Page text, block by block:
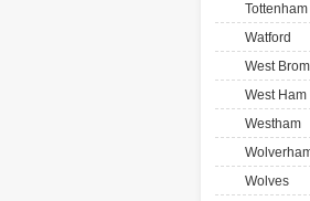
Watford
West
West Ham
Westham
Wolves